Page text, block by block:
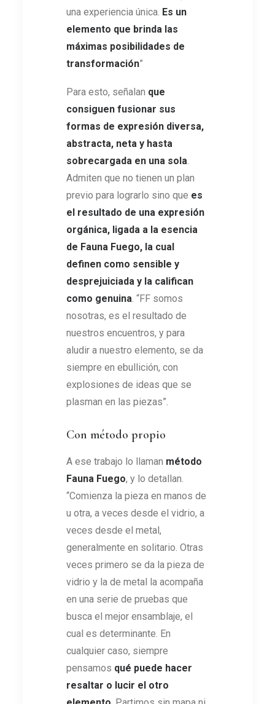
una experiencia única. Es un
elemento que brinda las
máximas posibilidades de
transformación”
Para esto, señalan que
consiguen fusionar sus
formas de expresión diversa,
abstracta, neta y hasta
sobrecargada en una sola
Admiten que no tienen un plan
previo para lograrlo sino que es
el resultado de una expresión
orgánica, ligada a la esencia
de Fauna Fuego, la cual
definen como sensible y
desprejuiciada y la califican
como genuina . “FF somos
nosotras, es el resultado de
nuestros encuentros, y para
aludir a nuestro elemento, se da
siempre en ebullición, con
explosiones de ideas que se
plasman en las piezas”.
Con método propio
A ese trabajo lo llaman método
Fauna Fuego, y lo detallan.
“Comienza la pieza en manos de
u otra, a veces desde el vidrio, a
veces desde el metal,
generalmente en solitario. Otras
veces primero se da la pieza de
vidrio y la de metal la acompaña
en una serie de pruebas que
busca el mejor ensamblaje, el
cual es determinante. En
cualquier caso, siempre
pensamos qué puede hacer
resaltar o lucir el otro